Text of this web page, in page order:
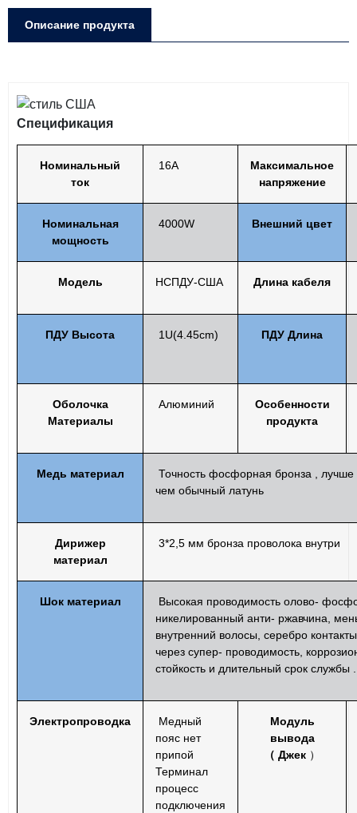
Описание продукта
Спецификация
Номинальный
ток
16A
Максимальное
напряжение
Номинальная
мощность
4000W Внешний цвет
Модель НСПДУ-США Длина кабеля
ПДУ Высота 1U(4.45cm) ПДУ Длина
Оболочка
Материалы
Алюминий
Особенности
продукта
Медь материал Точность фосфорная бронза
лучше
чем обычный латунь
Дирижер
материал
3*2,5 мм бронза проволока внутри
Шок материал Высокая проводимость олово-
никелированный анти- ржавчина,
внутренний волосы, серебро
через супер- проводимость,
стойкость и длительный срок службы
Электропроводка
Медный
пояс нет
припой
Терминал
процесс
подключения
Модуль
вывода
（ Джек ）